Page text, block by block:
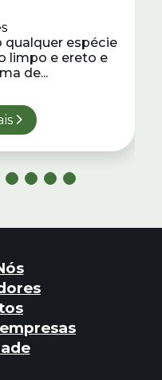
qualquer espécie
limpo e ereto e
de...